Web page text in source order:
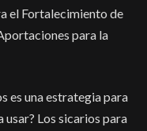
el Fortalecimiento de
para la
es una estrategia para
Los sicarios para